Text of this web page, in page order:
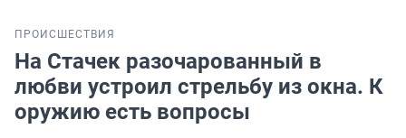
ПРОИСШЕСТВИЯ
На Стачек разочарованный в
любви устроил стрельбу из окна. К
оружию есть вопросы